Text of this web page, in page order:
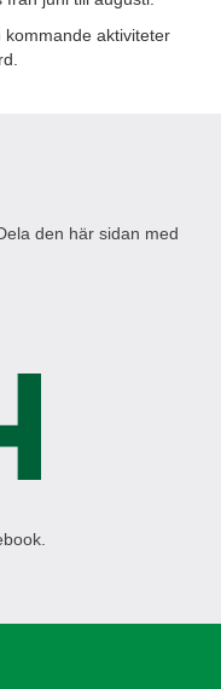
aktiviteter
den här sidan med